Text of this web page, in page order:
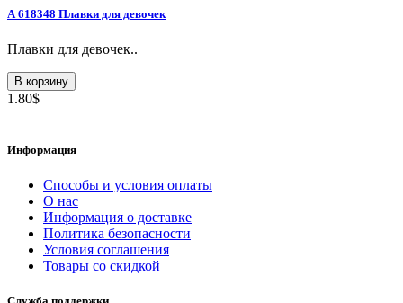
А 618348 Плавки для девочек
Плавки для девочек..
В корзину
1.80$
Информация
Способы и условия оплаты
О нас
Информация о доставке
Политика безопасности
Условия соглашения
Товары со скидкой